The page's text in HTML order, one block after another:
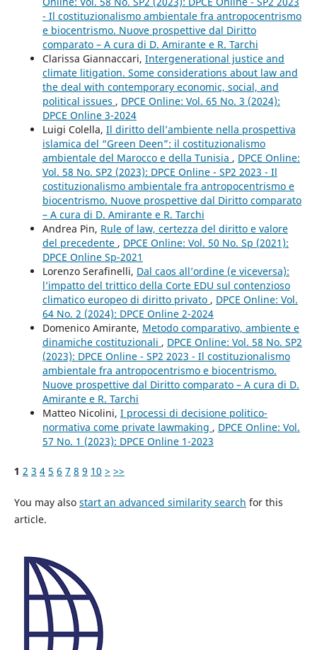
- Il costituzionalismo ambientale fra antropocentrismo
e biocentrismo. Nuove prospettive dal Diritto
comparato – A cura di D. Amirante e R. Tarchi
Clarissa Giannaccari, Intergenerational justice and
climate litigation. Some considerations about law and
the deal with contemporary economic, social, and
political issues , DPCE Online: Vol. 65 No. 3 (2024):
DPCE Online 3-2024
Luigi Colella, Il diritto dell’ambiente nella prospettiva
islamica del “Green Deen”: il costituzionalismo
ambientale del Marocco e della Tunisia , DPCE Online:
Vol. 58 No. SP2 (2023): DPCE Online - SP2 2023 - Il
costituzionalismo ambientale fra antropocentrismo e
biocentrismo. Nuove prospettive dal Diritto comparato
– A cura di D. Amirante e R. Tarchi
Andrea Pin, Rule of law, certezza del diritto e valore
del precedente , DPCE Online: Vol. 50 No. Sp (2021):
DPCE Online Sp-2021
Lorenzo Serafinelli, Dal caos all’ordine (e viceversa):
l’impatto del trittico della Corte EDU sul contenzioso
climatico europeo di diritto privato , DPCE Online: Vol.
64 No. 2 (2024): DPCE Online 2-2024
Domenico Amirante, Metodo comparativo, ambiente e
dinamiche costituzionali , DPCE Online: Vol. 58 No. SP2
(2023): DPCE Online - SP2 2023 - Il costituzionalismo
ambientale fra antropocentrismo e biocentrismo.
Nuove prospettive dal Diritto comparato – A cura di D.
Amirante e R. Tarchi
Matteo Nicolini, I processi di decisione politico-
normativa come private lawmaking , DPCE Online: Vol.
57 No. 1 (2023): DPCE Online 1-2023
1 2 3 4 5 6 7 8 9 10 > >>
You may also start an advanced similarity search for this
article.